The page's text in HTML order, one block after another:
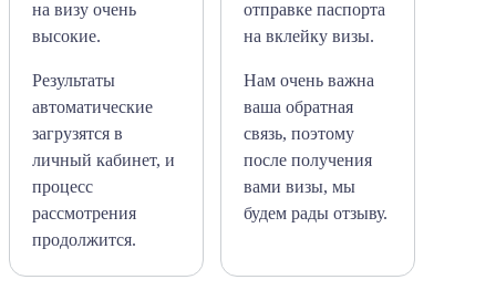
на визу очень
высокие.
Результаты
автоматические
загрузятся в
личный кабинет, и
процесс
рассмотрения
продолжится.
отправке паспорта
на вклейку визы.
Нам очень важна
ваша обратная
связь, поэтому
после получения
вами визы, мы
будем рады отзыву.